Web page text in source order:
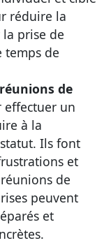
réduire la
prise de
temps de
de
un
à la
Ils font
et
de
peuvent
et